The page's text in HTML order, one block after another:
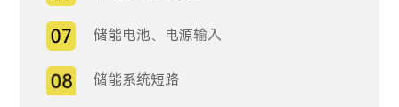
储能电池、电源输入
储能系统短路